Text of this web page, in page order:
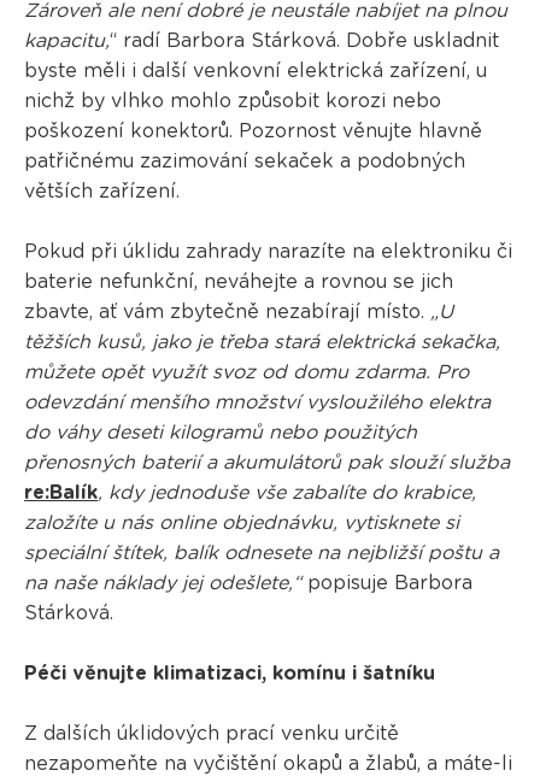
Zároveň ale není dobré je neustále nabíjet na plnou
kapacitu,“ radí Barbora Stárková. Dobře uskladnit
byste měli i další venkovní elektrická zařízení, u
nichž by vlhko mohlo způsobit korozi nebo
poškození konektorů. Pozornost věnujte hlavně
patřičnému zazimování sekaček a podobných
větších zařízení.
Pokud při úklidu zahrady narazíte na elektroniku či
baterie nefunkční, neváhejte a rovnou se jich
zbavte, ať vám zbytečně nezabírají místo. „U
těžších kusů, jako je třeba stará elektrická sekačka,
můžete opět využít svoz od domu zdarma. Pro
odevzdání menšího množství vysloužilého elektra
do váhy deseti kilogramů nebo použitých
přenosných baterií a akumulátorů pak slouží služba
re:Balík, kdy jednoduše vše zabalíte do krabice,
založíte u nás online objednávku, vytisknete si
speciální štítek, balík odnesete na nejbližší poštu a
na naše náklady jej odešlete,“popisuje Barbora
Stárková.
Péči věnujte klimatizaci, komínu i šatníku
Z dalších úklidových prací venku určitě
nezapomeňte na vyčištění okapů a žlabů, a máte-li